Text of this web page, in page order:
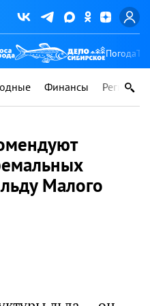
Погода
Финансы Регионы
Малого